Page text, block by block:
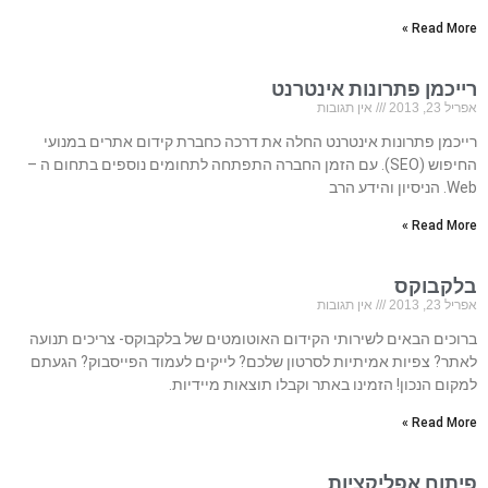
Read More »
רייכמן פתרונות אינטרנט
אפריל 23, 2013 אין תגובות
רייכמן פתרונות אינטרנט החלה את דרכה כחברת קידום אתרים במנועי
החיפוש (SEO). עם הזמן החברה התפתחה לתחומים נוספים בתחום ה –
Web. הניסיון והידע הרב
Read More »
בלקבוקס
אפריל 23, 2013 אין תגובות
ברוכים הבאים לשירותי הקידום האוטומטים של בלקבוקס- צריכים תנועה
לאתר? צפיות אמיתיות לסרטון שלכם? לייקים לעמוד הפייסבוק? הגעתם
למקום הנכון! הזמינו באתר וקבלו תוצאות מיידיות.
Read More »
פיתוח אפליקציות